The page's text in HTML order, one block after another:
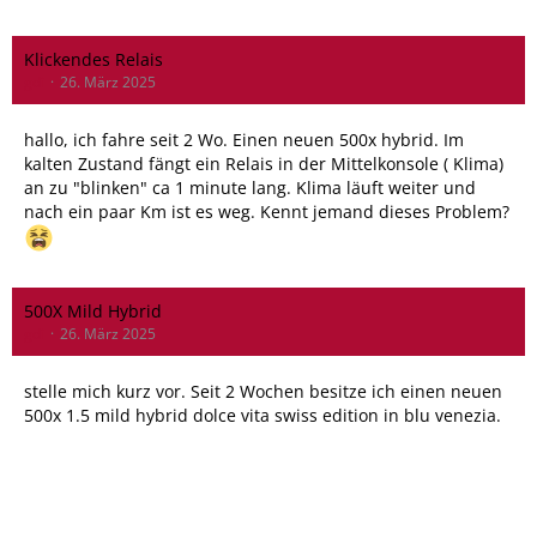
Klickendes Relais
26. März 2025
hallo, ich fahre seit 2 Wo. Einen neuen 500x hybrid. Im
kalten Zustand fängt ein Relais in der Mittelkonsole ( Klima)
an zu "blinken" ca 1 minute lang. Klima läuft weiter und
nach ein paar Km ist es weg. Kennt jemand dieses Problem?
500X Mild Hybrid
26. März 2025
stelle mich kurz vor. Seit 2 Wochen besitze ich einen neuen
500x 1.5 mild hybrid dolce vita swiss edition in blu venezia.